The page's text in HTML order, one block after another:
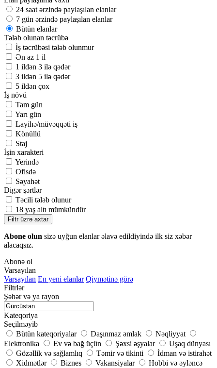
24 saat ərzində paylaşılan elanlar
7 gün ərzində paylaşılan elanlar
Bütün elanlar
Tələb olunan təcrübə
İş təcrübəsi tələb olunmur
Ən az 1 il
1 ildən 3 ilə qədər
3 ildən 5 ilə qədər
5 ildən çox
İş növü
Tam gün
Yarı gün
Layihə/müvəqqəti iş
Könüllü
Staj
İşin xarakteri
Yerində
Ofisdə
Səyahət
Digər şərtlər
Təcili tələb olunur
18 yaş altı mümkündür
Filtr üzrə axtar
Abone olun sizə uyğun elanlar əlavə edildiyində ilk siz xəbər
alacaqsız.
Abonə ol
Varsayılan
Varsayılan En yeni elanlar Qiymətinə görə
Filtrlər
Şəhər və ya rayon
Kateqoriya
Seçilməyib
Bütün kateqoriyalar
Daşınmaz əmlak
Nəqliyyat
Elektronika
Ev və bağ üçün Şəxsi əşyalar
Uşaq dünyası
Gözəllik və sağlamlıq
Təmir və tikinti
İdman və istirahət
Xidmətlər
Biznes Vakansiyalar
Hobbi və əyləncə